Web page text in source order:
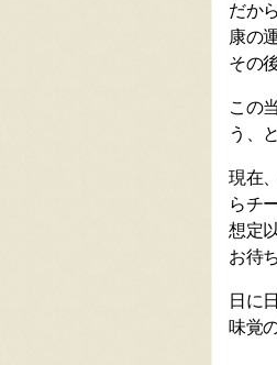
だか
康の
その
この
う、
現在
らチ
想定
お待
日に
味覚